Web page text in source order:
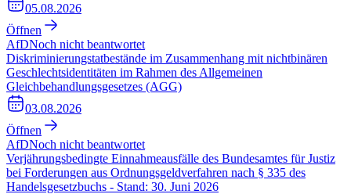
05.08.2026
Öffnen
AfDNoch nicht beantwortet
Diskriminierungstatbestände im Zusammenhang mit nichtbinären
Geschlechtsidentitäten im Rahmen des Allgemeinen
Gleichbehandlungsgesetzes (AGG)
03.08.2026
Öffnen
AfDNoch nicht beantwortet
Verjährungsbedingte Einnahmeausfälle des Bundesamtes für Justiz
bei Forderungen aus Ordnungsgeldverfahren nach § 335 des
Handelsgesetzbuchs - Stand: 30. Juni 2026